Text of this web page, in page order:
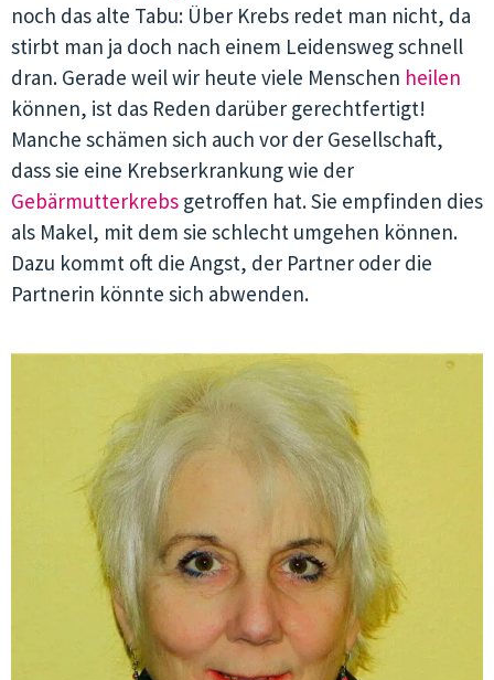
noch das alte Tabu: Über Krebs redet man nicht, da
stirbt man ja doch nach einem Leidensweg schnell
dran. Gerade weil wir heute viele Menschen heilen
können, ist das Reden darüber gerechtfertigt!
Manche schämen sich auch vor der Gesellschaft,
dass sie eine Krebserkrankung wie der
Gebärmutterkrebs getroffen hat. Sie empfinden dies
als Makel, mit dem sie schlecht umgehen können.
Dazu kommt oft die Angst, der Partner oder die
Partnerin könnte sich abwenden.